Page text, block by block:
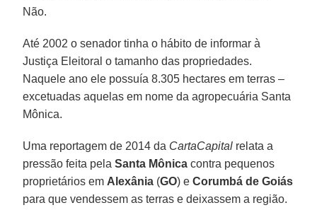
Não.
Até 2002 o senador tinha o hábito de informar à
Justiça Eleitoral o tamanho das propriedades.
Naquele ano ele possuía 8.305 hectares em terras –
excetuadas aquelas em nome da agropecuária Santa
Mônica.
Uma reportagem de 2014 da CartaCapital relata a
pressão feita pelaSanta Mônica contra pequenos
proprietários em Alexânia (GO) eCorumbá de Goiás
para que vendessem as terras e deixassem a região.